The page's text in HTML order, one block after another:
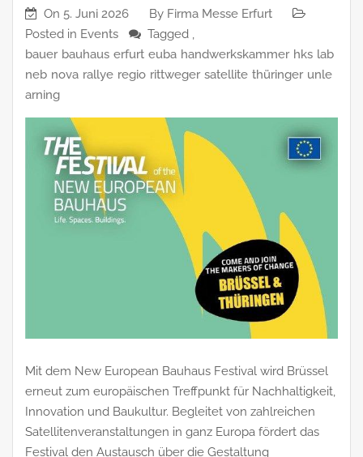
On 5. Juni 2026 By Firma Messe Erfurt
Posted in Events
Tagged ,
bauer bauhaus erfurt euba handwerkskammer hks lab
neb nova rallye regio rittweger satellite thüringer unle
arning
Mit dem New European Bauhaus Festival wird Brüssel
erneut zum europäischen Treffpunkt für Nachhaltigkeit,
Innovation und Baukultur. Begleitet von zahlreichen
Satellitenveranstaltungen in ganz Europa fördert das
Festival den Austausch über die Gestaltung